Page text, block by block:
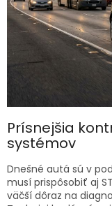
Prísnejšia
systémov
Dnešné autá sú v
musí prispôsobiť aj
väčší dôraz na